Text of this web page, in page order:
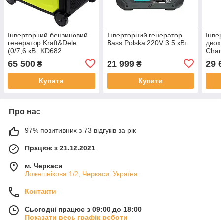
Інверторний бензиновий
генератор Kraft&Dele
(0/7,6 кВт KD682
65 500 ₴
Купити
Інверторний генератор
Bass Polska 220V 3.5 кВт
21 999₴
Купити
29
Про нас
97% позитивних з 73 відгуків за рік
Працює з 21.12.2021
м. Черкаси
Ложешнікова 1/2, Черкаси, Україна
Контакти
Сьогодні працює з 09:00 до 18:00
Показати весь графік роботи